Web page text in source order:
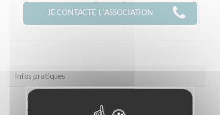
JE CONTACTE L'ASSOCIATION
Infos pratiques
Heures d'ouverture